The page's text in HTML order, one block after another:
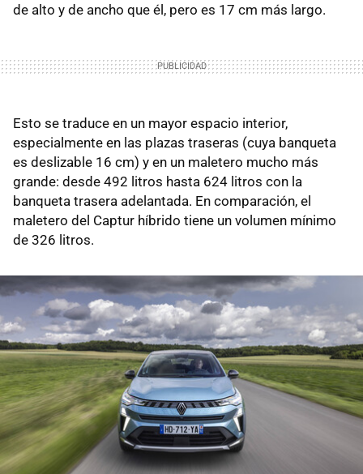
de alto y de ancho que él, pero es 17 cm más largo.
Esto se traduce en un mayor espacio interior,
especialmente en las plazas traseras (cuya banqueta
es deslizable 16 cm) y en un maletero mucho más
grande: desde 492 litros hasta 624 litros con la
banqueta trasera adelantada. En comparación, el
maletero del Captur híbrido tiene un volumen mínimo
de 326 litros.